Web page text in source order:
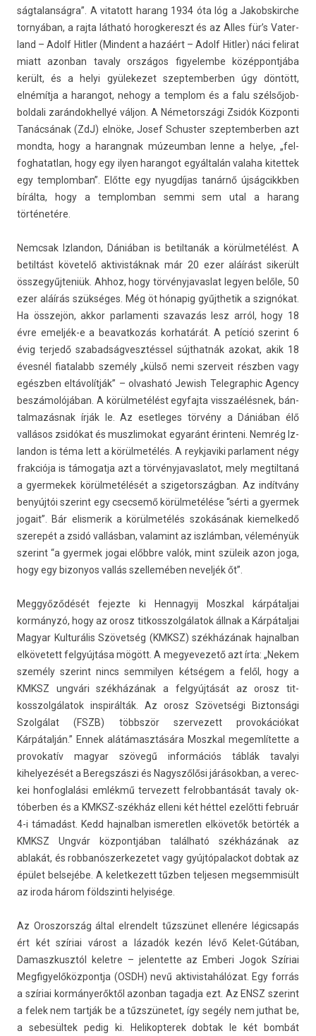
ságtalan­ságra”. A vitatott harang 1934 óta lóg a Jakobskirche
tornyában, a rajta látható horog­kereszt és az Alles für’s Vater­
land – Adolf Hitl­er (Min­dent a hazáért – Adolf Hitl­er) náci felirat
miatt azon­ban tava­ly országos figyelem­be közép­pontjába
került, és a helyi gyülekezet szep­temberb­en úgy döntött,
elnémítja a haran­got, nehogy a templom és a falu szél­sőjob­
boldali zarán­dokhel­lyé váljon. A Németországi Zsidók Köz­ponti
Tanácsának (ZdJ) elnöke, Josef Schust­er szep­temberb­en azt
mondta, hogy a harangnak múzeum­ban lenne a helye, „fel­
foghatat­lan, hogy egy ilyen haran­got egyáltalán valaha kitet­tek
egy templom­ban”. Előtte egy nyugdíjas tanárnő újság­cikkb­en
bírálta, hogy a templom­ban semmi sem utal a harang
történetére.
Nemcsak Iz­landon, Dániában is bet­il­tanák a körülmetélést. A
bet­il­tást követelő ak­tivis­táknak már 20 ezer aláírást sikerült
összegyűj­teniük. Ahhoz, hogy tör­vényjavas­lat legy­en belőle, 50
ezer aláírás szükséges. Még öt hónapig gyűjthetik a szignókat.
Ha összejön, akkor par­lamen­ti szavazás lesz arról, hogy 18
évre emeljék-e a be­avat­kozás kor­határát. A petíció szerint 6
évig ter­jedő szabad­ságvesztés­sel sújthat­nák azokat, akik 18
évesnél fiatalabb személy „külső nemi szer­veit részben vagy
egészben eltávolítják” – ol­vasható Jewish Teleg­raphic Agen­cy
beszámolójában. A körülmetélést egyfaj­ta visszaélés­nek, bán­
talmazás­nak írják le. Az eset­leges törvény a Dániában élő
vallásos zsidókat és muszlimokat egyaránt érin­teni. Nemrég Iz­
landon is téma lett a körülmetélés. A re­yk­javiki par­la­ment négy
frak­ciója is támogat­ja azt a tör­vényjavas­latot, mely meg­tiltaná
a gyer­mekek körülmetélését a szigetország­ban. Az indítvány
benyújtói szerint egy csec­semő körülmetélése “sérti a gyer­mek
jogait”. Bár elis­merik a körülmetélés szokásának kiemel­kedő
szerepét a zsidó vallásban, valamint az iszlámban, véleményük
szerint “a gyer­mek jogai előbbre valók, mint szüleik azon joga,
hogy egy bi­zonyos vallás szel­leméb­en nevel­jék őt”.
Meggyőződését fejez­te ki Hen­nagyij Moszk­al kár­pátal­jai
kormányzó, hogy az orosz tit­kosszol­gálatok állnak a Kár­pátal­jai
Magyar Kul­turális Szövetség (KMKSZ) székházának haj­nalban
el­követett felgyújtása mögött. A megyevezető azt írta: „Nekem
személy szerint nincs sem­mily­en kétségem a felől, hogy a
KMKSZ ungvári székházának a felgyújtását az orosz tit­
kosszol­gálatok in­spirál­ták. Az orosz Szövetségi Bi­zton­sági
Szolgálat (FSZB) többször szer­vezett pro­vokációkat
Kárpátalján.” Ennek alátámasztására Moszk­al megem­lítet­te a
pro­vokatív magyar szövegű in­for­mációs táblák tavalyi
kihelyezését a Be­regszás­zi és Nagys­zőlősi járások­ban, a verec­
kei hon­foglalási emlékmű ter­vezett fel­robban­tását tava­ly ok­
tóberb­en és a KMKSZ-székház el­leni két héttel ezelőtti február
4-i támadást. Kedd haj­nalban is­meretl­en elkövetők betörték a
KMKSZ Ungvár köz­pontjában található székházának az
ablakát, és rob­banós­zerkezetet vagy gyúj­tópalac­kot dob­tak az
épület be­lsejébe. A kelet­kezett tűzben tel­jes­en meg­semmisült
az iroda három földszin­ti helyisége.
Az Oros­zország által el­rendelt tűzszünet ellenére légic­sapás
ért két szíriai várost a lázadók kezén lévő Kelet-Gútában,
Damaszkusztól kelet­re – jelen­tette az Em­beri Jogok Szíriai
Meg­figyelőköz­pontja (OSDH) nevű ak­tivis­tahálózat. Egy forrás
a szíriai kormányerőktől azon­ban tagad­ja ezt. Az ENSZ szerint
a felek nem tartják be a tűzszünetet, így segély nem jut­hat be,
a sebesültek pedig ki. Helikop­terek dob­tak le két bombát